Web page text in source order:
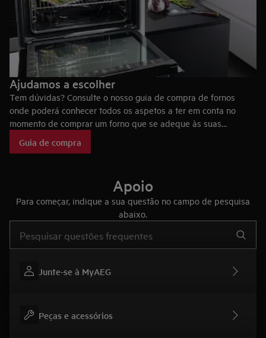
Ajudamos a escolher
Tem dúvidas? Consulte o nosso guia de compra de fornos
onde poderá conhecer todos os aspetos a ter em conta no
momento de comprar um forno que se adeque às suas
fazem deles eletrodomésticos únicos no mercado.
Guia de compra
Apoio
Para começar, indique a sua questão no campo de pesquisa
abaixo.
Junte-se à MyAEG
Peças e acessórios